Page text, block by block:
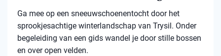
Ga mee op een sneeuwschoenentocht door het
sprookjesachtige winterlandschap van Trysil. Onder
begeleiding van een gids wandel je door stille bossen
en over open velden.